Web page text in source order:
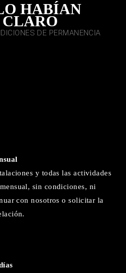
HABÍAN
DE PERMANENCIA
y todas las actividades
sin condiciones, ni
con nosotros o solicitar la